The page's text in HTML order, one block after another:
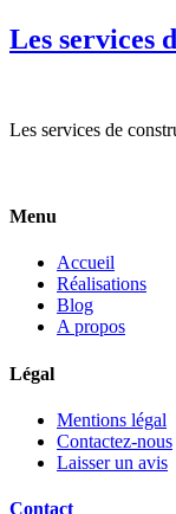
Les services
Les services de
Menu
Accueil
Réalisations
Blog
A propos
Légal
Mentions légal
Contactez-nous
Laisser un avis
Contact